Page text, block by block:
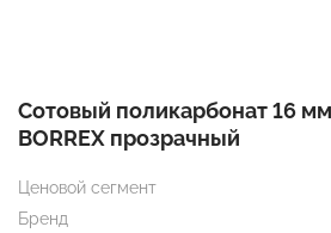
Сотовый поликарбонат 16
BORREX прозрачный
Ценовой сегмент
Бренд